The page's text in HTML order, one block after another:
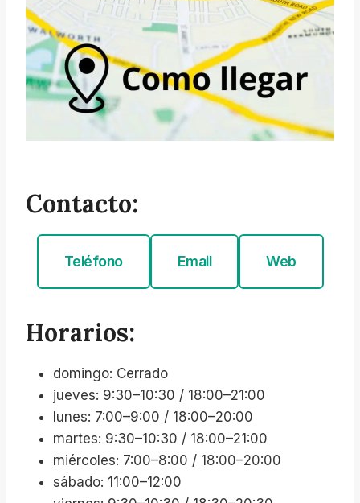
Contacto:
Teléfono Email Web
Horarios:
domingo: Cerrado
jueves: 9:30–10:30 / 18:00–21:00
lunes: 7:00–9:00 / 18:00–20:00
martes: 9:30–10:30 / 18:00–21:00
miércoles: 7:00–8:00 / 18:00–20:00
sábado: 11:00–12:00